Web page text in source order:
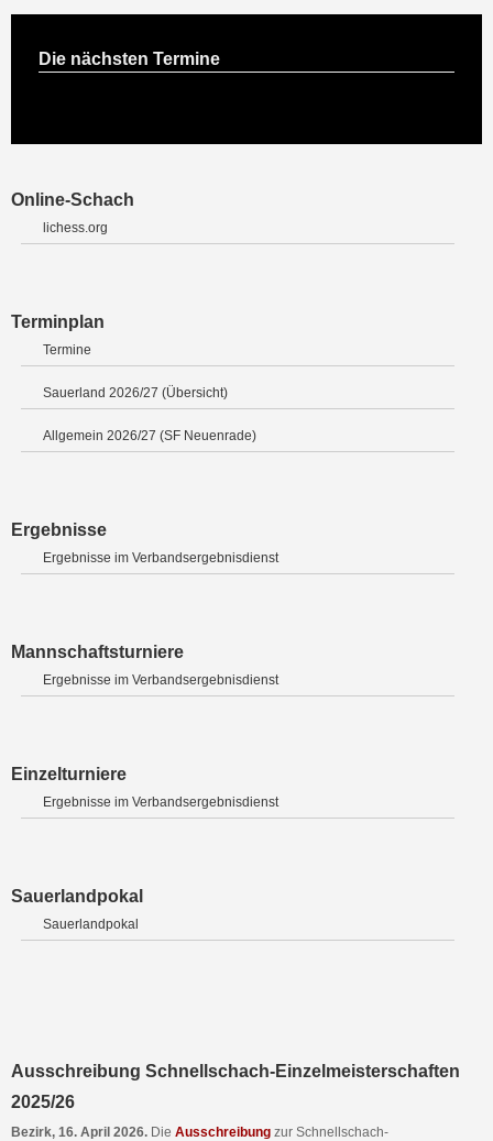
Die nächsten Termine
Online-Schach
lichess.org
Terminplan
Termine
Sauerland 2026/27 (Übersicht)
Allgemein 2026/27 (SF Neuenrade)
Ergebnisse
Ergebnisse im Verbandsergebnisdienst
Mannschaftsturniere
Ergebnisse im Verbandsergebnisdienst
Einzelturniere
Ergebnisse im Verbandsergebnisdienst
Sauerlandpokal
Sauerlandpokal
Ausschreibung Schnellschach-Einzelmeisterschaften
2025/26
Bezirk, 16. April 2026. Die Ausschreibung zur Schnellschach-